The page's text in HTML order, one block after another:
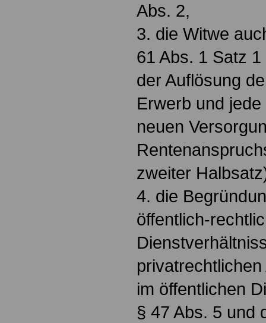
Abs. 2,
3. die Witwe
61 Abs. 1 Satz
der Auflösung
Erwerb und
neuen
zweiter
4. die
öffentlich-
im öffentlichen
§ 47 Abs. 5 und